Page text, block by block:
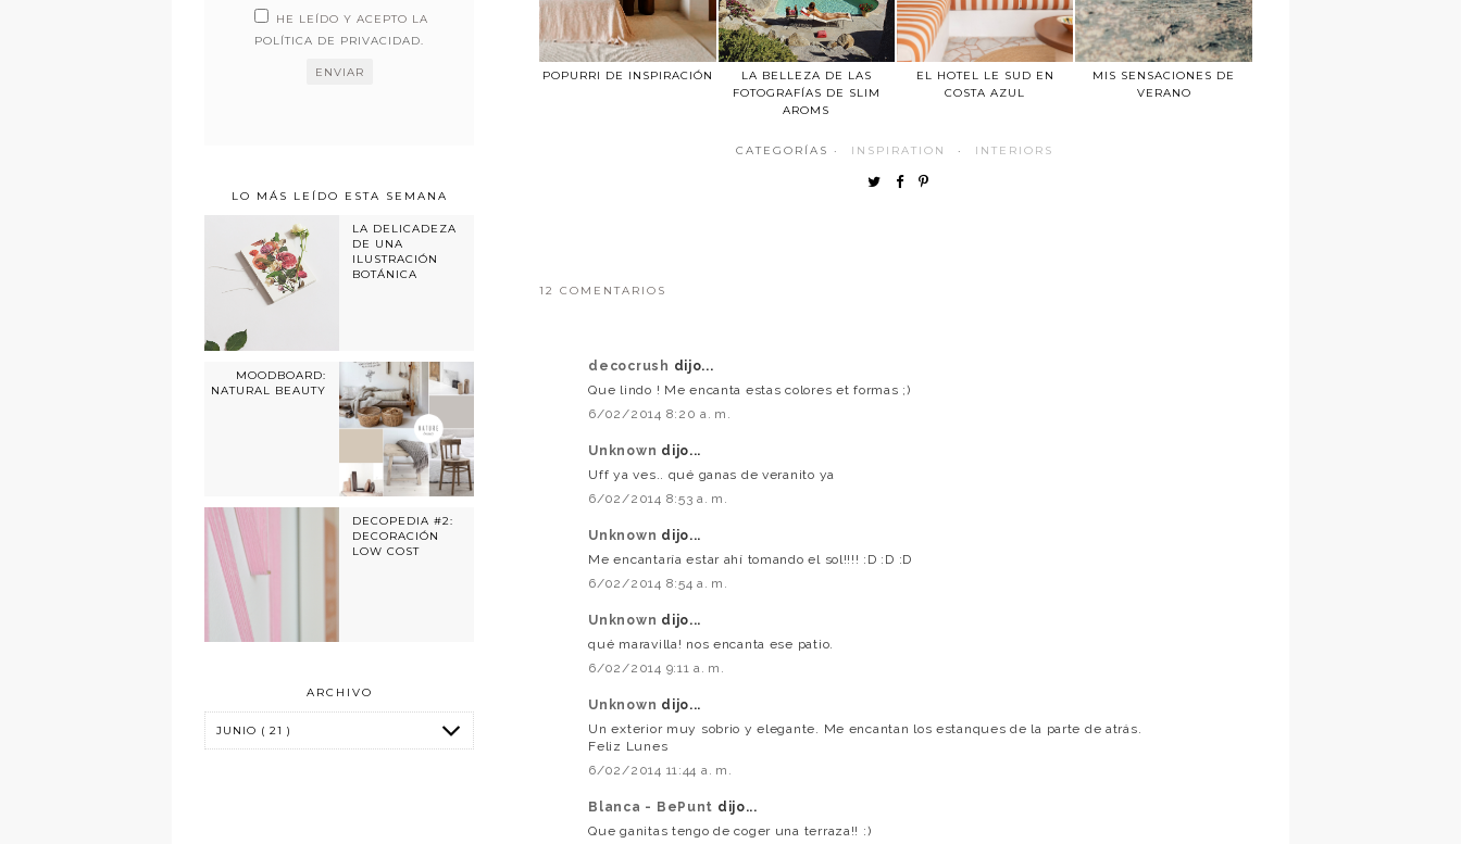
POPURRI DE INSPIRACIÓN
LA BELLEZA DE LAS
FOTOGRAFÍAS DE SLIM
AROMS
EL HOTEL LE SUD EN
COSTA AZUL
MIS SENSACIONES DE
VERANO
CATEGORÍAS · INSPIRATION · INTERIORS
12 COMENTARIOS
decocrush dijo...
Que lindo ! Me encanta estas colores et formas ;)
6/02/2014 8:20 a. m.
Unknown dijo...
Uff ya ves.. qué ganas de veranito ya
6/02/2014 8:53 a. m.
Unknown dijo...
Me encantaría estar ahí tomando el sol!!!! :D :D :D
6/02/2014 8:54 a. m.
Unknown dijo...
qué maravilla! nos encanta ese patio.
6/02/2014 9:11 a. m.
Unknown dijo...
Un exterior muy sobrio y elegante. Me encantan los estanques de la parte de atrás.
Feliz Lunes
6/02/2014 11:44 a. m.
Blanca - BePunt dijo...
Que ganitas tengo de coger una terraza!! :)
HE LEÍDO Y ACEPTO LA
POLÍTICA DE PRIVACIDAD.
LO MÁS LEÍDO ESTA SEMANA
LA DELICADEZA
DE UNA
ILUSTRACIÓN
BOTÁNICA
MOODBOARD:
NATURAL BEAUTY
DECOPEDIA #2:
DECORACIÓN
LOW COST
ARCHIVO